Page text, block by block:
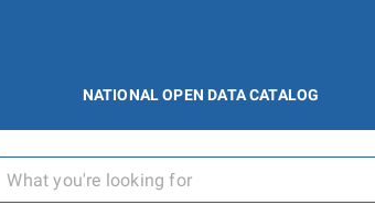
NATIONAL OPEN DATA CATALOG